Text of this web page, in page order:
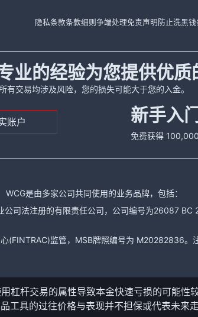
隐私条款条款细则 争端处理免责声明 防止洗黑钱
业的经验为您提供优质
所有交易均涉及风险，您的损失可能大于您的入金。
账户 新手入门
免费获得
WCG是由多家公司共同使用的业务品牌，包括：
司法注册的有限责任公司，公司编号为26087
(FINTRAC)监管，MSB牌照编号为 M20282836
杠杆交易的属性导致本金快速亏损的可能
工具的过往价格与表现并不担保或代表未来